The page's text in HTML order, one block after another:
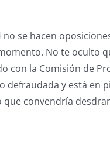
se hacen
No te oculto
con la Comisión de
y está en
convendría